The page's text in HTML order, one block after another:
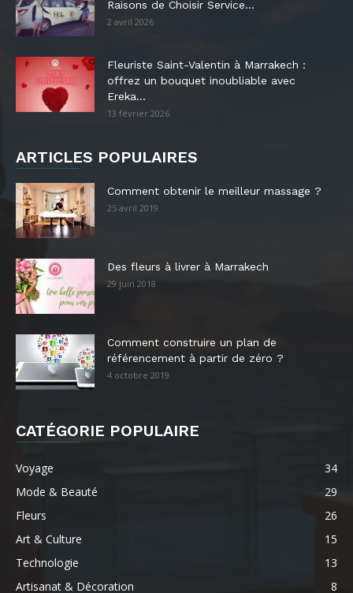
Raisons de Choisir Service...
2 avril 2026
Fleuriste Saint-Valentin à Marrakech :
offrez un bouquet inoubliable avec
Ereka...
13 février 2026
ARTICLES POPULAIRES
Comment obtenir le meilleur massage ?
25 avril 2019
Des fleurs à livrer à Marrakech
29 juin 2018
Comment construire un plan de
référencement à partir de zéro ?
4 octobre 2019
CATÉGORIE POPULAIRE
Voyage
34
Mode & Beauté
29
Fleurs
26
Art & Culture
15
Technologie
13
Artisanat & Décoration
8